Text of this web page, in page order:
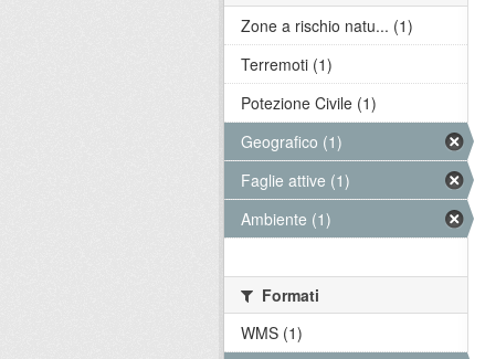
Zone a rischio natu... (1)
Terremoti (1)
Potezione Civile (1)
Geografico (1)
Faglie attive (1)
Ambiente (1)
Formati
WMS (1)